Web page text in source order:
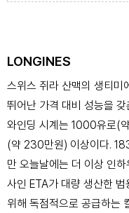
LONGINES
스위스 쥐라 산맥의 생티미
뛰어난 가격 대비 성능을
와인딩 시계는 1000유로(
(약 230만원) 이상이다.
만 오늘날에는 더 이상 인
사인 ETA가 대량 생산한
위해 독점적으로 공급하는